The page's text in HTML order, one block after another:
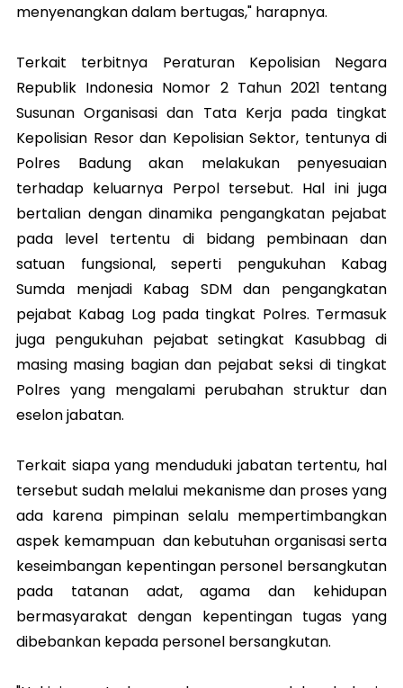
menyenangkan dalam bertugas," harapnya.
Terkait terbitnya Peraturan Kepolisian Negara
Republik Indonesia Nomor 2 Tahun 2021 tentang
Susunan Organisasi dan Tata Kerja pada tingkat
Kepolisian Resor dan Kepolisian Sektor, tentunya di
Polres Badung akan melakukan penyesuaian
terhadap keluarnya Perpol tersebut. Hal ini juga
bertalian dengan dinamika pengangkatan pejabat
pada level tertentu di bidang pembinaan dan
satuan fungsional, seperti pengukuhan Kabag
Sumda menjadi Kabag SDM dan pengangkatan
pejabat Kabag Log pada tingkat Polres. Termasuk
juga pengukuhan pejabat setingkat Kasubbag di
masing masing bagian dan pejabat seksi di tingkat
Polres yang mengalami perubahan struktur dan
eselon jabatan.
Terkait siapa yang menduduki jabatan tertentu, hal
tersebut sudah melalui mekanisme dan proses yang
ada karena pimpinan selalu mempertimbangkan
aspek kemampuan dan kebutuhan organisasi serta
keseimbangan kepentingan personel bersangkutan
pada tatanan adat, agama dan kehidupan
bermasyarakat dengan kepentingan tugas yang
dibebankan kepada personel bersangkutan.